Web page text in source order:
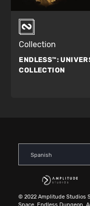
Collection
ENDLESS™:
COLLECTION
Spanish
© 2022 Amplitude Studios
Space, Endless Dungeon,